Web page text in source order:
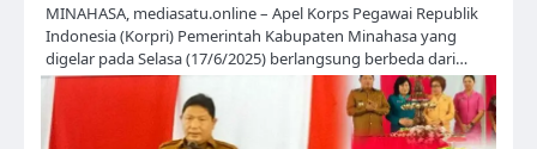
MINAHASA, mediasatu.online – Apel Korps Pegawai Republik
Indonesia (Korpri) Pemerintah Kabupaten Minahasa yang
digelar pada Selasa (17/6/2025) berlangsung berbeda dari…